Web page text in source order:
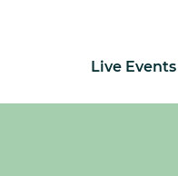
Live Events